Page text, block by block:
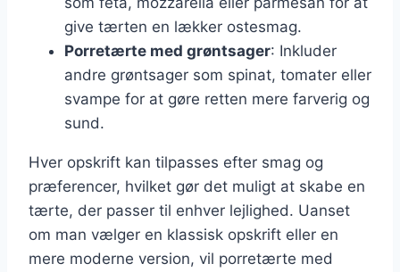
give tærten en lækker ostesmag.
Porretærte med grøntsager: Inkluder
andre grøntsager som spinat, tomater eller
svampe for at gøre retten mere farverig og
sund.
Hver opskrift kan tilpasses efter smag og
præferencer, hvilket gør det muligt at skabe en
tærte, der passer til enhver lejlighed. Uanset
om man vælger en klassisk opskrift eller en
mere moderne version, vil porretærte med